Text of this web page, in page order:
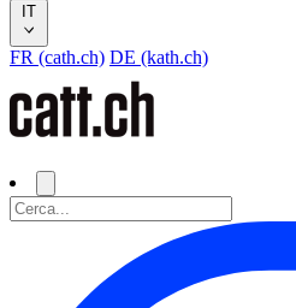
IT
FR (cath.ch) DE (kath.ch)